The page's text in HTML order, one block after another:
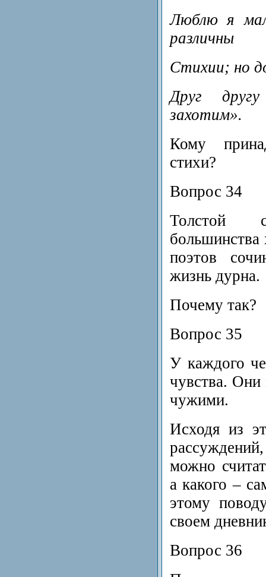
Люблю я
различны
Стихии; но
Друг
захотим».
Кому
стихи?
Вопрос 34
Толстой
большинства
поэтов
жизнь дурна.
Почему так?
Вопрос 35
У каждого
чувства.
чужими.
Исходя из
можно
а какого –
этому
своем
Вопрос 36